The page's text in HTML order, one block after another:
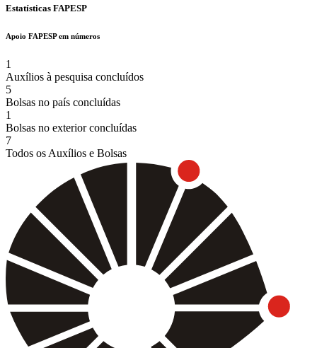
Estatísticas FAPESP
Apoio FAPESP em números
1
Auxílios à pesquisa concluídos
5
Bolsas no país concluídas
1
Bolsas no exterior concluídas
7
Todos os Auxílios e Bolsas